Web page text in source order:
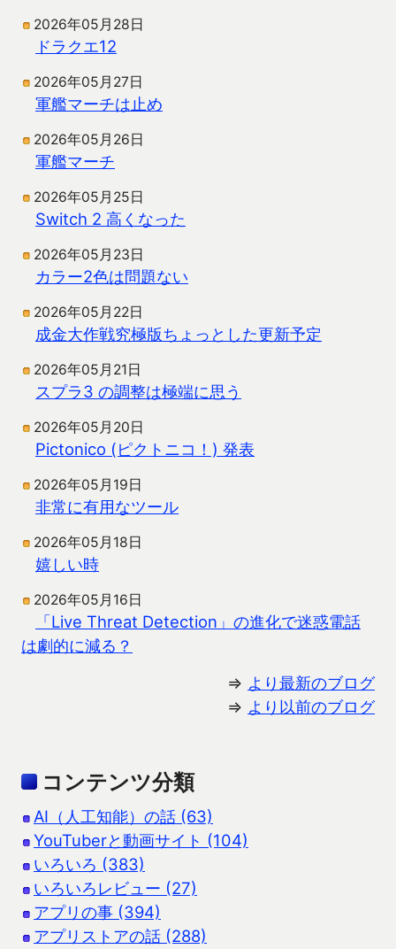
2026年05月28日
ドラクエ12
2026年05月27日
軍艦マーチは止め
2026年05月26日
軍艦マーチ
2026年05月25日
Switch 2 高くなった
2026年05月23日
カラー2色は問題ない
2026年05月22日
成金大作戦究極版ちょっとした更新予定
2026年05月21日
スプラ3 の調整は極端に思う
2026年05月20日
Pictonico (ピクトニコ！) 発表
2026年05月19日
非常に有用なツール
2026年05月18日
嬉しい時
2026年05月16日
「Live Threat Detection」の進化で迷惑電話
は劇的に減る？
⇒ より最新のブログ
⇒ より以前のブログ
コンテンツ分類
AI（人工知能）の話 (63)
YouTuberと動画サイト (104)
いろいろ (383)
いろいろレビュー (27)
アプリの事 (394)
アプリストアの話 (288)